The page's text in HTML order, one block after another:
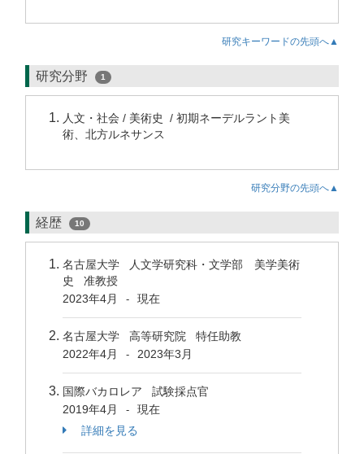
研究キーワードの先頭へ▲
研究分野 1
人文・社会 / 美術史 / 初期ネーデルラント美
術、北方ルネサンス
研究分野の先頭へ▲
経歴 10
名古屋大学 人文学研究科・文学部 美学美術
史 准教授
2023年4月
- 現在
名古屋大学 高等研究院 特任助教
2022年4月
- 2023年3月
国際バカロレア 試験採点官
2019年4月
-
現在
詳細を見る